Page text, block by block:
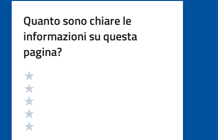
Quanto sono chiare le
informazioni su questa
pagina?
Valutazione